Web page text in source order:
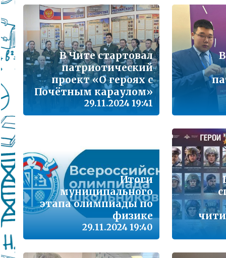
Комитет образования Читы напоминает о
заявлений об участии в ГИА-11 (ЕГЭ)
Подробнее...
В сезон гриппа и острых респираторных
наша с Вами общая задача – не допустить
заболеваемости
Подробнее...
Лицам, желающим сдать единый
Школа управленческого резерва: Ваш
Подробнее...
ВАШ РЕБЁНОК ИДЁТ В ДЕТСКИЙ САД
Подробнее...
Детский телефон доверия
Подробнее...
В Чите стартовал
патриотический
проект «О героях с
Почётным караулом»
29.11.2024 19:41
Итоги
муниципального
этапа олимпиады по
физике
29.11.2024 19:40